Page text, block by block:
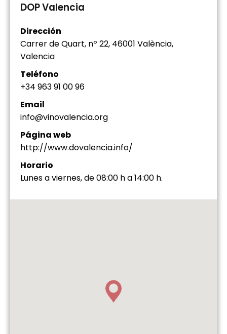
DOP Valencia
Dirección
Carrer de Quart, nº 22, 46001 València,
Valencia
Teléfono
+34 963 91 00 96
Email
info@vinovalencia.org
Página web
http://www.dovalencia.info/
Horario
Lunes a viernes, de 08:00 h a 14:00 h.